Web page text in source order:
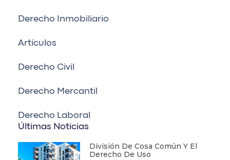
Derecho Inmobiliario
Artículos
Derecho Civil
Derecho Mercantil
Derecho Laboral
Últimas Noticias
División De Cosa Común Y El
Derecho De Uso